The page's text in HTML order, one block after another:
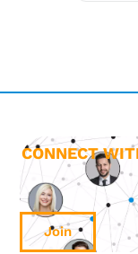
CONNECT
Join